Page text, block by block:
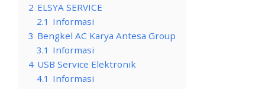
2 ELSYA SERVICE
2.1 Informasi
3 Bengkel AC Karya Antesa Group
3.1 Informasi
4 USB Service Elektronik
4.1 Informasi